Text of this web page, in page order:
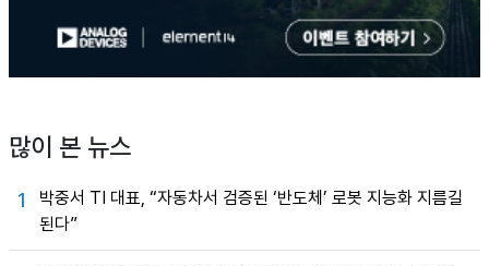
많이 본 뉴스
1
박중서 TI 대표, “자동차서 검증된 ‘반도체’ 로봇 지능화 지름길
된다”